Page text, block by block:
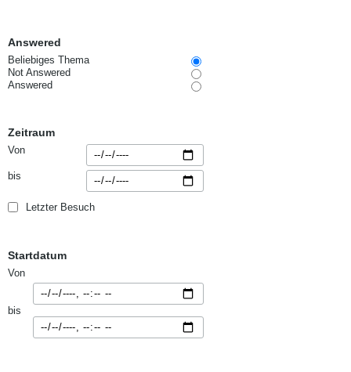
Answered
Beliebiges Thema
Not Answered
Answered
Zeitraum
Von
bis
Letzter Besuch
Startdatum
Von
bis